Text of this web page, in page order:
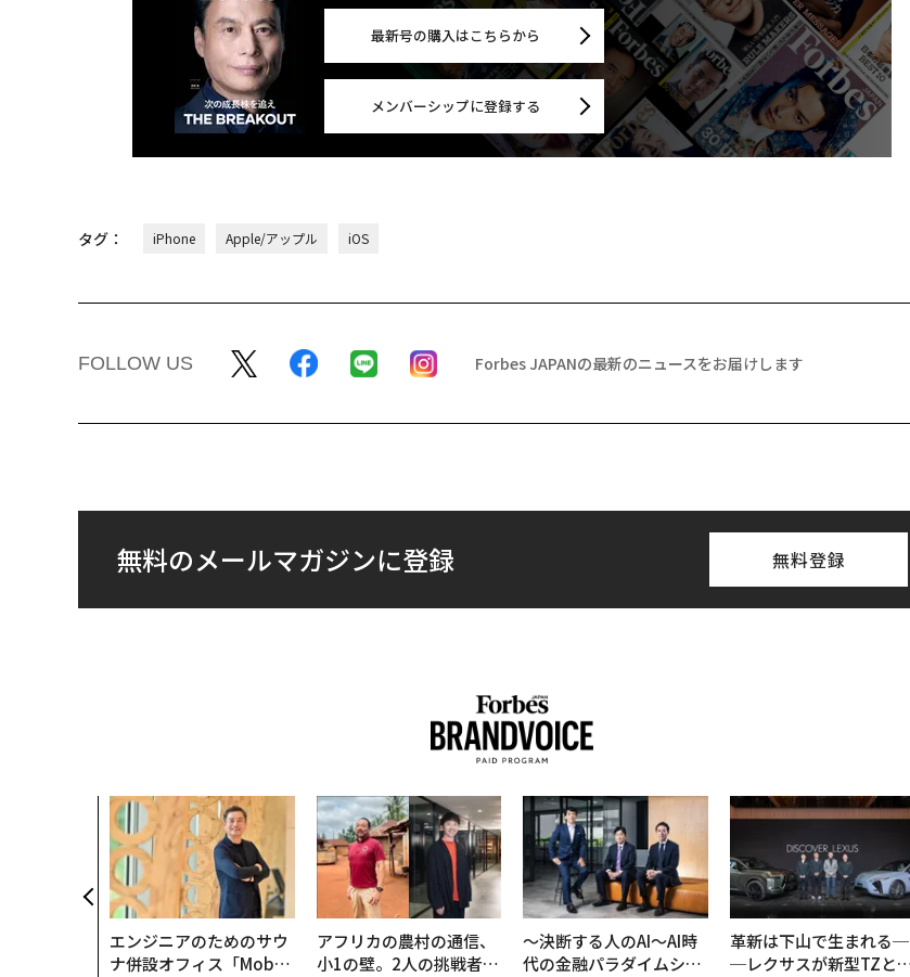
最新号の購入はこちらから
メンバーシップに登録する
タグ： iPhone Apple/アップル iOS
FOLLOW US Forbes JAPANの最新のニュースをお届けします
無料のメールマガジンに登録 無料登録
エンジニアのためのサウ
ナ併設オフィス「Mobiu
アフリカの農村の通信、
小1の壁。2人の挑戦者が
〜決断する人のAI〜AI時
代の金融パラダイムシフ
革新は下山で生まれる─
─レクサスが新型TZとE